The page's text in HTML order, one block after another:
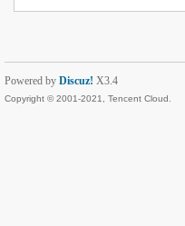
Powered by Discuz! X3.4
Copyright © 2001-2021, Tencent Cloud.